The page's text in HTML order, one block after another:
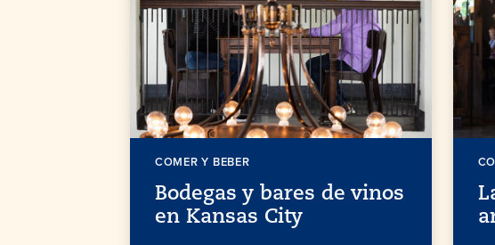
COMER Y BEBER
Bodegas y bares de vinos
en Kansas City